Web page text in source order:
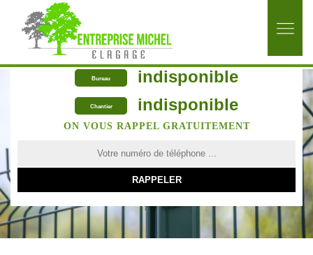
Bureau indisponible
Chantier indisponible
ON VOUS RAPPEL GRATUITEMENT